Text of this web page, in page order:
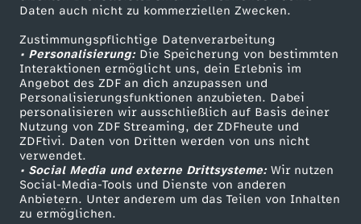
Daten auch nicht zu kommerziellen Zwecken.
Zustimmungspflichtige Datenverarbeitung
• Personalisierung:Die Speicherung von bestimmten
Interaktionen ermöglicht uns, dein Erlebnis im
Angebot des ZDF an dich anzupassen und
Personalisierungsfunktionen anzubieten. Dabei
personalisieren wir ausschließlich auf Basis deiner
Nutzung von ZDF Streaming, der ZDFheute und
ZDFtivi. Daten von Dritten werden von uns nicht
verwendet.
• Social Media und externe Drittsysteme:Wir nutzen
Social-Media-Tools und Dienste von anderen
Anbietern. Unter anderem um das Teilen von Inhalten
zu ermöglichen.
r
i
m
i
e
i
b
a
d
n
z
ö
s
l
d
e
r
n
e
i
n
e
m
l
t
e
n
:
v
e
r
b
r
e
r
e
n
e
S
c
e
B
e
s
t
ZDFtext
Livestreams
Sendungen A-Z
TV-Programm
Tickets
Zuschauerservice
Hilfe
ZDF Unternehmen
Karriere